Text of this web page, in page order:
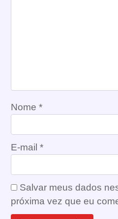
Nome *
E-mail *
Salvar meus dados
próxima vez que eu